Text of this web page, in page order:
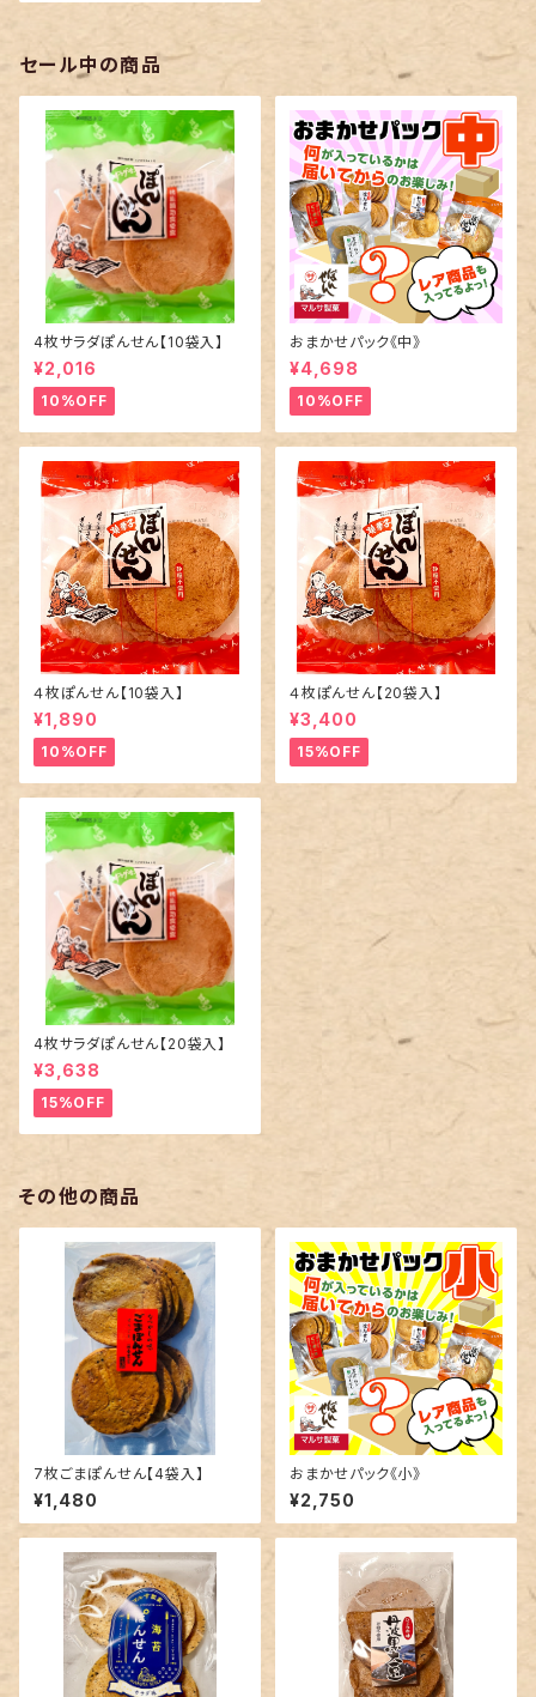
セール中の商品
4枚サラダぽんせん【10袋入】
¥2,016
10%OFF
おまかせパック《中》
¥4,698
10%OFF
４枚ぽんせん【10袋入】
¥1,890
10%OFF
４枚ぽんせん【20袋入】
¥3,400
15%OFF
4枚サラダぽんせん【20袋入】
¥3,638
15%OFF
その他の商品
7枚ごまぽんせん【4袋入】
¥1,480
おまかせパック《小》
¥2,750